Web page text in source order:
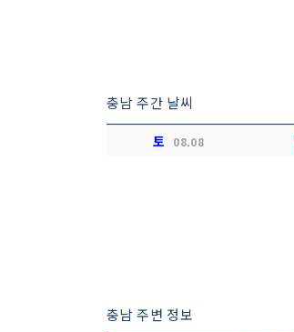
충남 주간 날씨
토 08.08
충남 주변 정보